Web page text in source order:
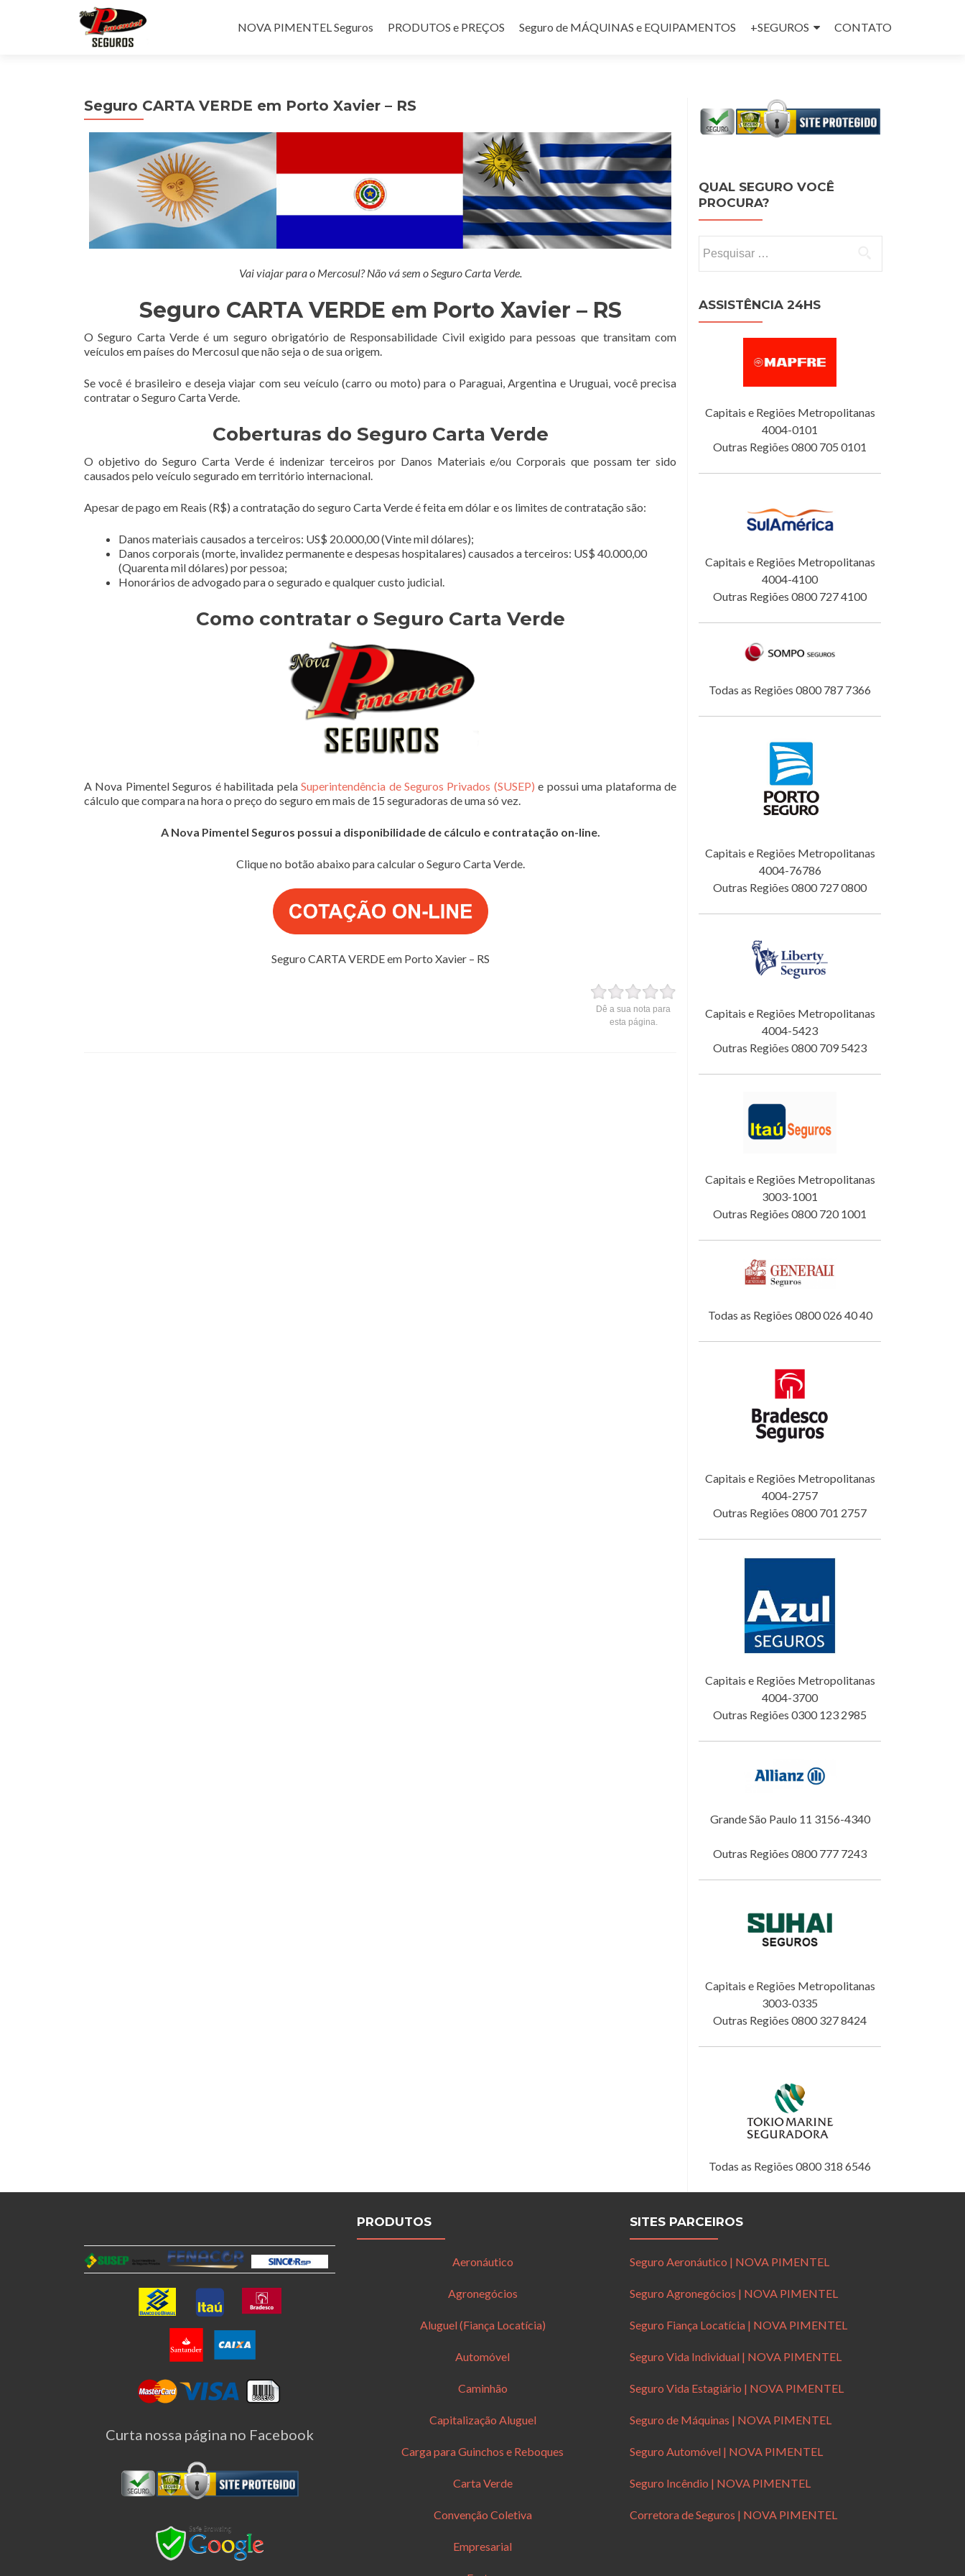
NOVA PIMENTEL Seguros
PRODUTOS e PREÇOS Seguro de MÁQUINAS e EQUIPAMENTOS +SEGUROS CONTATO
Seguro CARTA VERDE em Porto Xavier – RS
Vai viajar para o Mercosul? Não vá sem o Seguro Carta Verde.
Seguro CARTA VERDE em Porto Xavier – RS
O Seguro Carta Verde é um seguro obrigatório de Responsabilidade Civil exigido para pessoas que transitam com
veículos em países do Mercosul que não seja o de sua origem.
Se você é brasileiro e deseja viajar com seu veículo (carro ou moto) para o Paraguai, Argentina e Uruguai, você precisa
contratar o Seguro Carta Verde.
Coberturas do Seguro Carta Verde
O objetivo do Seguro Carta Verde é indenizar terceiros por Danos Materiais e/ou Corporais que possam ter sido
causados pelo veículo segurado em território internacional.
Apesar de pago em Reais (R$) a contratação do seguro Carta Verde é feita em dólar e os limites de contratação são:
Danos materiais causados a terceiros: US$ 20.000,00 (Vinte mil dólares);
Danos corporais (morte, invalidez permanente e despesas hospitalares) causados a terceiros: US$ 40.000,00
(Quarenta mil dólares) por pessoa;
Honorários de advogado para o segurado e qualquer custo judicial.
Como contratar o Seguro Carta Verde
A Nova Pimentel Seguros é habilitada pelaSuperintendência de Seguros Privados (SUSEP) e possui uma plataforma de
cálculo que compara na hora o preço do seguro em mais de 15 seguradoras de uma só vez.
A Nova Pimentel Seguros possui a disponibilidade de cálculo e contratação on-line.
Clique no botão abaixo para calcular o Seguro Carta Verde.
Seguro CARTA VERDE em Porto Xavier – RS
Dê a sua nota para
esta página.
QUAL SEGURO VOCÊ
PROCURA?
ASSISTÊNCIA 24HS
Capitais e Regiões Metropolitanas
4004-0101
Outras Regiões 0800 705 0101
Capitais e Regiões Metropolitanas
4004-4100
Outras Regiões 0800 727 4100
Todas as Regiões 0800 787 7366
Capitais e Regiões Metropolitanas
4004-76786
Outras Regiões 0800 727 0800
Capitais e Regiões Metropolitanas
4004-5423
Outras Regiões 0800 709 5423
Capitais e Regiões Metropolitanas
3003-1001
Outras Regiões 0800 720 1001
Todas as Regiões 0800 026 40 40
Capitais e Regiões Metropolitanas
4004-2757
Outras Regiões 0800 701 2757
Capitais e Regiões Metropolitanas
4004-3700
Outras Regiões 0300 123 2985
Grande São Paulo 11 3156-4340
Outras Regiões 0800 777 7243
Capitais e Regiões Metropolitanas
3003-0335
Outras Regiões 0800 327 8424
Todas as Regiões 0800 318 6546
Curta nossa página no Facebook
PRODUTOS
Aeronáutico
Agronegócios
Aluguel (Fiança Locatícia)
Automóvel
Caminhão
Capitalização Aluguel
Carga para Guinchos e Reboques
Carta Verde
Convenção Coletiva
Empresarial
SITES PARCEIROS
Seguro Aeronáutico | NOVA PIMENTEL
Seguro Agronegócios | NOVA PIMENTEL
Seguro Fiança Locatícia | NOVA PIMENTEL
Seguro Vida Individual | NOVA PIMENTEL
Seguro Vida Estagiário | NOVA PIMENTEL
Seguro de Máquinas | NOVA PIMENTEL
Seguro Automóvel | NOVA PIMENTEL
Seguro Incêndio | NOVA PIMENTEL
Corretora de Seguros | NOVA PIMENTEL